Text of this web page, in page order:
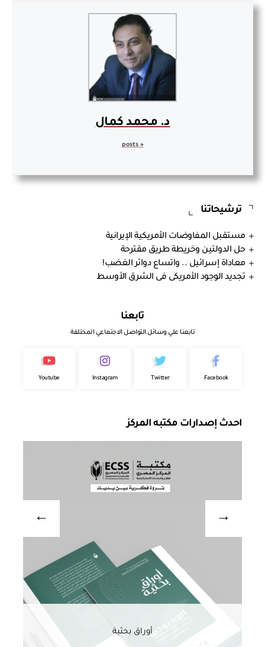
د. محمد كمال
ترشيحاتنا
مستقبل المفاوضات الأمريكية الإيرانية
حل الدولتين وخريطة طريق مقترحة
معاداة إسرائيل .. واتساع دوائر الغضب!
تجديد الوجود الأمريكى فى الشرق الأوسط
تابعنا
تابعنا علي وسائل التواصل الاجتماعي المختلفة
Facebook
Twitter
Instagram
Youtube
احدث إصدارات مكتبه المركز
أوراق بحثية